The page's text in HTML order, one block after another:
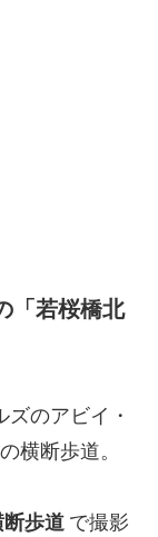
「若桜橋北
ズのアビイ・
横断歩道。
歩道 で撮影